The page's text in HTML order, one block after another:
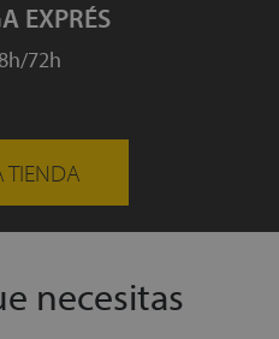
EXPRÉS
72h
TIENDA
necesitas